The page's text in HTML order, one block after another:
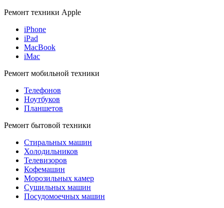
Ремонт техники Apple
iPhone
iPad
MacBook
iMac
Ремонт мобильной техники
Телефонов
Ноутбуков
Планшетов
Ремонт бытовой техники
Стиральных машин
Холодильников
Телевизоров
Кофемашин
Морозильных камер
Сушильных машин
Посудомоечных машин